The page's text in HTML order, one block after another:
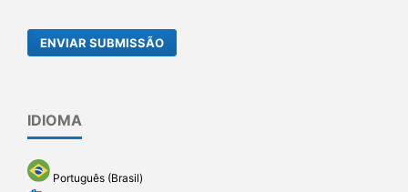
ENVIAR SUBMISSÃO
IDIOMA
Português (Brasil)